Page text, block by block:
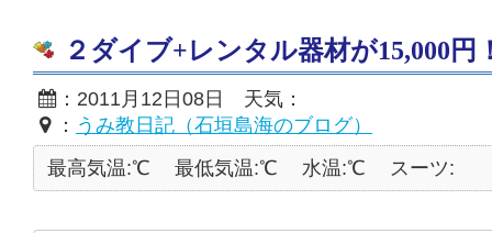
２ダイブ+レンタル器材が15,000円
：2011月12日08日 天気：
： うみ教日記（石垣島海のブログ）
最高気温:℃
最低気温:℃ 水温:℃ スーツ: